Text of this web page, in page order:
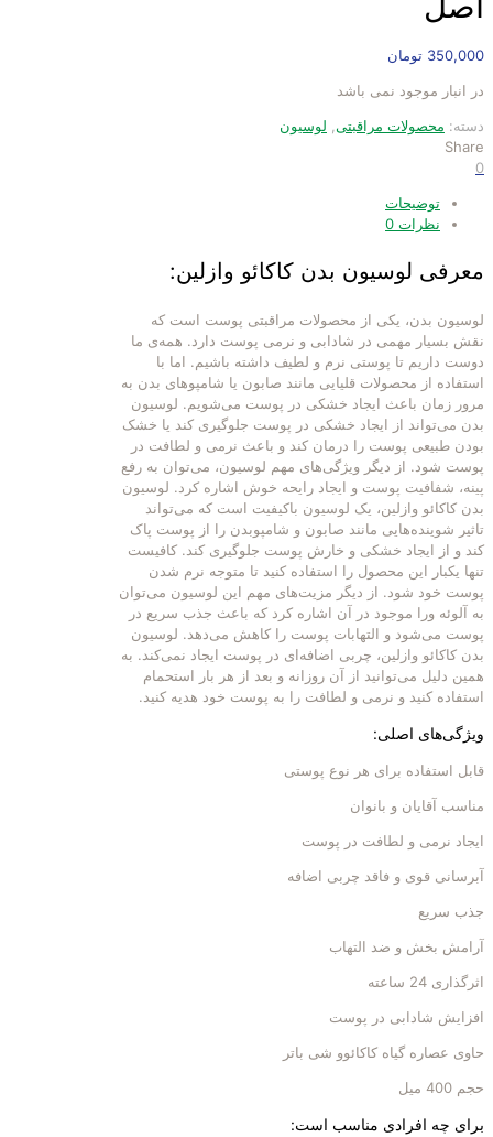
350,000 تومان
در انبار موجود نمی باشد
دسته: محصولات مراقبتی
لوسیون
Share
0
توضیحات
نظرات 0
معرفی لوسیون بدن کاکائو وازلین:
لوسیون بدن، یکی از محصولات مراقبتی پوست است که
نقش بسیار مهمی در شادابی و نرمی پوست دارد. همه‌ی ما
دوست داریم تا پوستی نرم و لطیف داشته باشیم. اما با
استفاده از محصولات قلیایی مانند صابون یا شامپوهای بدن به
مرور زمان باعث ایجاد خشکی در پوست می‌شویم. لوسیون
بدن می‌تواند از ایجاد خشکی در پوست جلوگیری کند یا خشک
بودن طبیعی پوست را درمان کند و باعث نرمی و لطافت در
پوست شود. از دیگر ویژگی‌های مهم لوسیون، می‌توان به رفع
پینه، شفافیت پوست و ایجاد رایحه خوش اشاره کرد. لوسیون
بدن کاکائو وازلین، یک لوسیون باکیفیت است که می‌تواند
تاثیر شوینده‌هایی مانند صابون و شامپوبدن را از پوست پاک
کند و از ایجاد خشکی و خارش پوست جلوگیری کند. کافیست
تنها یکبار این محصول را استفاده کنید تا متوجه نرم شدن
پوست خود شود. از دیگر مزیت‌های مهم این لوسیون می‌توان
به آلوئه ورا موجود در آن اشاره کرد که باعث جذب سریع در
پوست می‌شود و التهابات پوست را کاهش می‌دهد. لوسیون
بدن کاکائو وازلین، چربی اضافه‌ای در پوست ایجاد نمی‌کند. به
همین دلیل می‌توانید از آن روزانه و بعد از هر بار استحمام
استفاده کنید و نرمی و لطافت را به پوست خود هدیه کنید.
ویژگی‌های اصلی:
قابل استفاده برای هر نوع پوستی
مناسب آقایان و بانوان
ایجاد نرمی و لطافت در پوست
آبرسانی قوی و فاقد چربی اضافه
جذب سریع
آرامش بخش و ضد التهاب
اثرگذاری 24 ساعته
افزایش شادابی در پوست
حاوی عصاره گیاه کاکائوو شی باتر
حجم 400 میل
برای چه افرادی مناسب است: